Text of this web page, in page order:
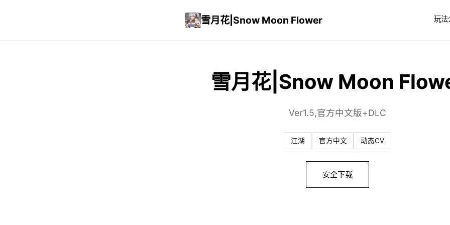
雪月花|Snow Moon Flower 玩法
雪月花|Snow Moon
Ver1.5,官方中文版+DLC
江湖 官方中文 动态CV
安全下载